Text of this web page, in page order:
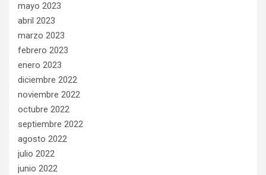
mayo 2023
abril 2023
marzo 2023
febrero 2023
enero 2023
diciembre 2022
noviembre 2022
octubre 2022
septiembre 2022
agosto 2022
julio 2022
junio 2022